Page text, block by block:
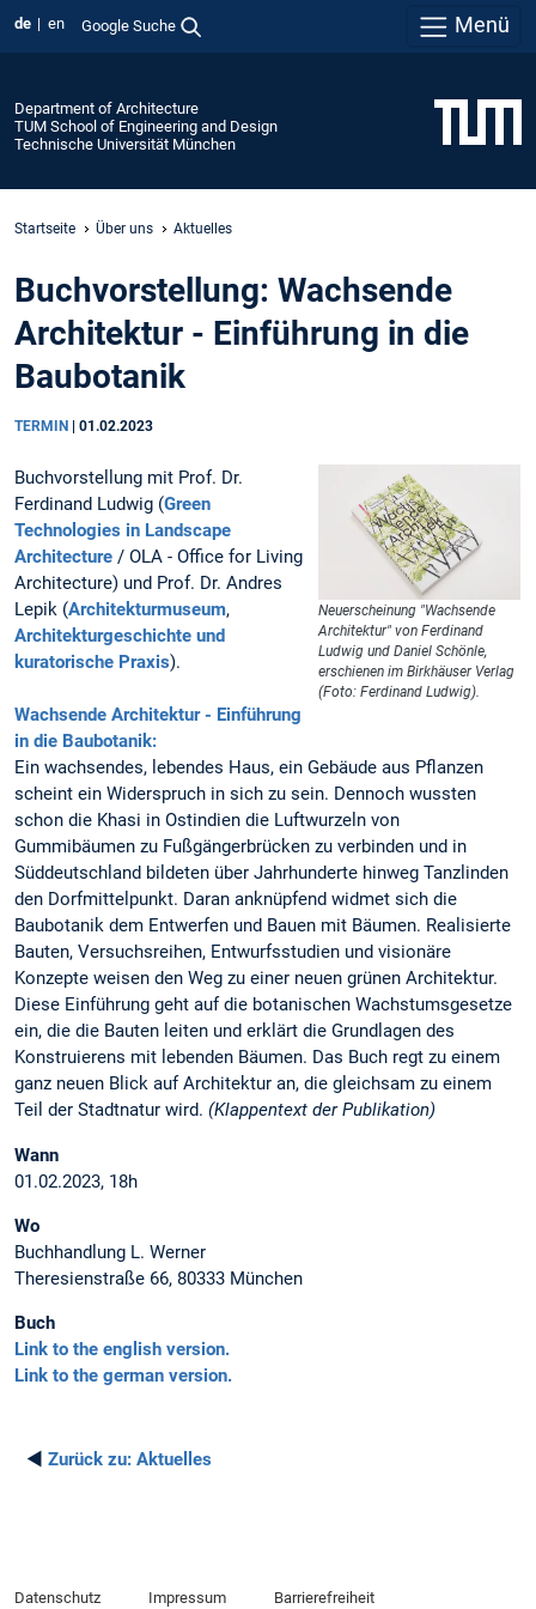
de en Google Suche Menü
Department of Architecture
TUM School of Engineering and Design
Technische Universität München
Startseite Über uns Aktuelles
Buchvorstellung: Wachsende
Architektur - Einführung in die
Baubotanik
TERMIN 01.02.2023
Neuerscheinung "Wachsende
Architektur" von Ferdinand
Ludwig und Daniel Schönle,
erschienen im Birkhäuser Verlag
(Foto: Ferdinand Ludwig).
Buchvorstellung mit Prof. Dr.
Ferdinand Ludwig (Green
Technologies in Landscape
Architecture / OLA - Office for Living
Architecture) und Prof. Dr. Andres
Lepik (Architekturmuseum,
Architekturgeschichte und
kuratorische Praxis).
Wachsende Architektur - Einführung
in die Baubotanik:
Ein wachsendes, lebendes Haus, ein Gebäude aus Pflanzen
scheint ein Widerspruch in sich zu sein. Dennoch wussten
schon die Khasi in Ostindien die Luftwurzeln von
Gummibäumen zu Fußgängerbrücken zu verbinden und in
Süddeutschland bildeten über Jahrhunderte hinweg Tanzlinden
den Dorfmittelpunkt. Daran anknüpfend widmet sich die
Baubotanik dem Entwerfen und Bauen mit Bäumen. Realisierte
Bauten, Versuchsreihen, Entwurfsstudien und visionäre
Konzepte weisen den Weg zu einer neuen grünen Architektur.
Diese Einführung geht auf die botanischen Wachstumsgesetze
ein, die die Bauten leiten und erklärt die Grundlagen des
Konstruierens mit lebenden Bäumen. Das Buch regt zu einem
ganz neuen Blick auf Architektur an, die gleichsam zu einem
Teil der Stadtnatur wird. (Klappentext der Publikation)
Wann
01.02.2023, 18h
Wo
Buchhandlung L. Werner
Theresienstraße 66, 80333 München
Buch
Link to the english version.
Link to the german version.
◄ Zurück zu: Aktuelles
Datenschutz Impressum Barrierefreiheit